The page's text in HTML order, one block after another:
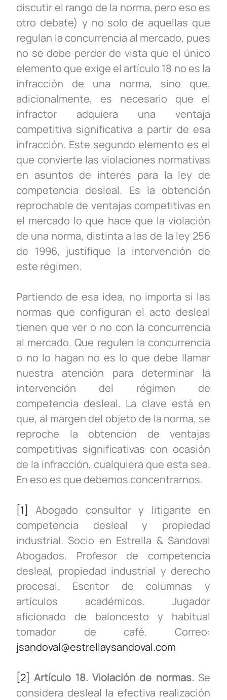
discutir el rango de la norma, pero eso es
otro debate) y no solo de aquellas que
regulan la concurrencia al mercado, pues
no se debe perder de vista que el único
elemento que exige el artículo 18 no es la
infracción de una norma, sino que,
adicionalmente, es necesario que el
infractor adquiera una ventaja
competitiva significativa a partir de esa
infracción. Este segundo elemento es el
que convierte las violaciones normativas
en asuntos de interés para la ley de
competencia desleal. Es la obtención
reprochable de ventajas competitivas en
el mercado lo que hace que la violación
de una norma, distinta a las de la ley 256
de 1996, justifique la intervención de
este régimen.
Partiendo de esa idea, no importa si las
normas que configuran el acto desleal
tienen que ver o no con la concurrencia
al mercado. Que regulen la concurrencia
o no lo hagan no es lo que debe llamar
nuestra atención para determinar la
intervención del régimen de
competencia desleal. La clave está en
que, al margen del objeto de la norma, se
reproche la obtención de ventajas
competitivas significativas con ocasión
de la infracción, cualquiera que esta sea.
En eso es que debemos concentrarnos.
[1]
Abogado consultor y litigante en
competencia desleal y propiedad
industrial. Socio en Estrella & Sandoval
Abogados. Profesor de competencia
desleal, propiedad industrial y derecho
procesal. Escritor de columnas y
artículos académicos. Jugador
aficionado de baloncesto y habitual
tomador de café. Correo:
jsandoval@estrellaysandoval.com
[2] Artículo 18. Violación de normas.Se
considera desleal la efectiva realización